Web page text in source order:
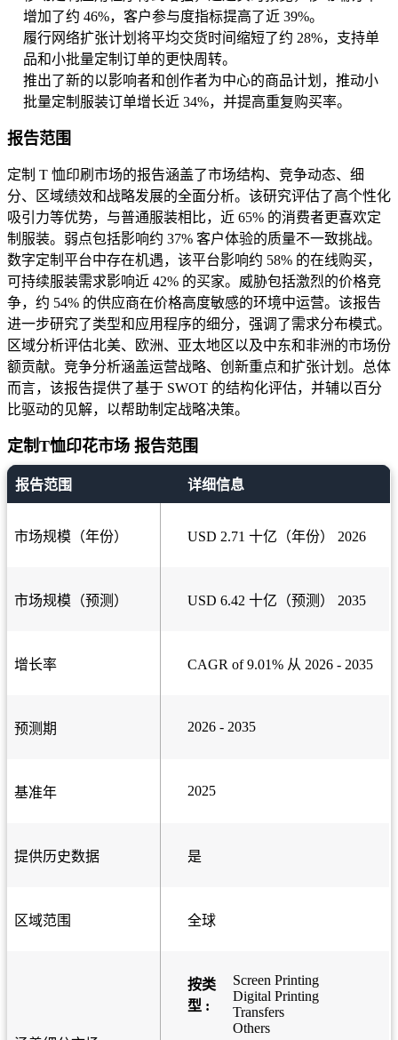
增加了约 46%，客户参与度指标提高了近 39%。
履行网络扩张计划将平均交货时间缩短了约 28%，支持单
品和小批量定制订单的更快周转。
推出了新的以影响者和创作者为中心的商品计划，推动小
批量定制服装订单增长近 34%，并提高重复购买率。
报告范围
定制 T 恤印刷市场的报告涵盖了市场结构、竞争动态、细
分、区域绩效和战略发展的全面分析。该研究评估了高个性化
吸引力等优势，与普通服装相比，近 65% 的消费者更喜欢定
制服装。弱点包括影响约 37% 客户体验的质量不一致挑战。
数字定制平台中存在机遇，该平台影响约 58% 的在线购买，
可持续服装需求影响近 42% 的买家。威胁包括激烈的价格竞
争，约 54% 的供应商在价格高度敏感的环境中运营。该报告
进一步研究了类型和应用程序的细分，强调了需求分布模式。
区域分析评估北美、欧洲、亚太地区以及中东和非洲的市场份
额贡献。竞争分析涵盖运营战略、创新重点和扩张计划。总体
而言，该报告提供了基于 SWOT 的结构化评估，并辅以百分
比驱动的见解，以帮助制定战略决策。
定制T恤印花市场 报告范围
报告范围 详细信息
市场规模（年份） USD 2.71 十亿（年份） 2026
市场规模（预测） USD 6.42 十亿（预测） 2035
增长率 CAGR of 9.01% 从 2026 - 2035
预测期 2026 - 2035
基准年 2025
提供历史数据 是
区域范围 全球
按类
型 :
Screen Printing
Digital Printing
Transfers
Others